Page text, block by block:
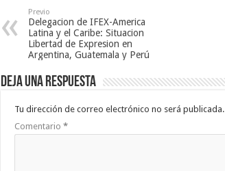
Previo
Delegacion de IFEX-America
Latina y el Caribe: Situacion
Libertad de Expresion en
Argentina, Guatemala y Perú
Deja una respuesta
Tu dirección de correo electrónico no será publicada.
Comentario *